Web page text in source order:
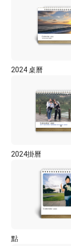
2024 桌曆
2024掛曆
點